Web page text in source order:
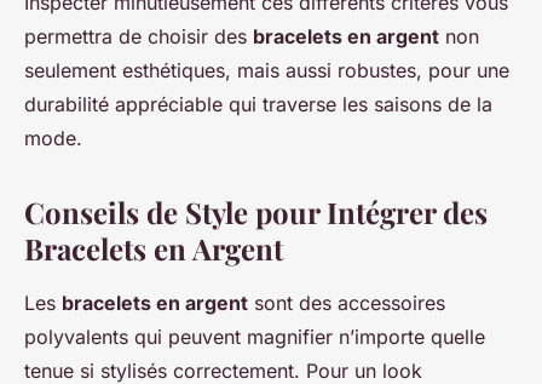
permettra de choisir des bracelets en argent non
seulement esthétiques, mais aussi robustes, pour une
durabilité appréciable qui traverse les saisons de la
mode.
Conseils de Style pour Intégrer des
Bracelets en Argent
Les bracelets en argent sont des accessoires
polyvalents qui peuvent magnifier n’importe quelle
tenue si stylisés correctement. Pour un look